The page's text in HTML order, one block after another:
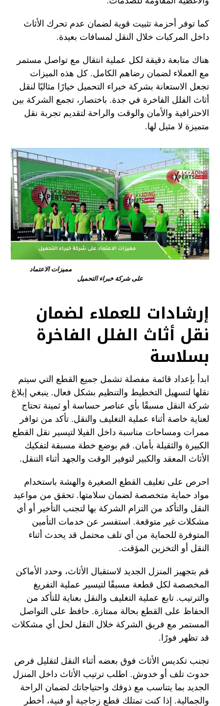
كما توفر أحزمة تثبيت قوية لضمان عدم تحرك الأثاث
داخل المركبات خلال النقل لمسافات بعيدة.
هناك متابعة دقيقة لكل عملية انتقال مع تواصل مستمر
مع العملاء لضمان رضاهم الكامل. كل هذه الميزات
تجعل الاستعانة بشركة خبراء التحميل خيارًا مثاليًا لنقل
أثاث الفلل الفاخرة في جدة. باختصار، تجمع الشركة بين
الاحترافية والأمان والوقت والراحة لتقديم تجربة نقل
متميزة لا مثيل لها.
مميزات الاعتماد
على شركة خبراء التحميل
إرشادات للعملاء لضمان
نقل أثاث الفلل الفاخرة
بسلاسة
ابدأ بإعداد قائمة مفصلة تشمل جميع القطع التي سيتم
نقلها لتسهيل التخطيط والتنظيم بشكل فعال. ينبغي إبلاغ
شركة النقل مسبقًا بأي عناصر حساسة أو ثمينة تحتاج
لعناية خاصة أثناء عملية التغليف والنقل. تأكد من توافر
ممرات ومساحات مناسبة داخل الفيلا لتيسير نقل القطع
الكبيرة والثقيلة بأمان. قم بوضع خطة مسبقة لتفكيك
الأثاث المعقد والكبير لتوفير الوقت والجهد أثناء التنقل.
احرص على تغليف القطع الصغيرة والهشة باستخدام
مواد حماية متخصصة لضمان سلامتها. تحقق من مواعيد
النقل والتأكد من التزام الشركة بها لتجنب التأخير أو أي
مشكلات غير متوقعة. استفسر عن خدمات التأمين
المتوفرة للحماية من أي تلف محتمل قد يحدث أثناء
النقل أو التخزين المؤقت.
قم بتجهيز المنزل الجديد لاستقبال الأثاث، وحدد الأماكن
المخصصة لكل قطعة مسبقًا لتيسير عملية التفريغ
والترتيب. تابع عملية التغليف والنقل بعناية للتأكد من
الحفاظ على القطع بحالة ممتازة. حافظ على التواصل
المستمر مع فريق الشركة خلال النقل لحل أي مشكلات
قد تظهر فورًا.
تجنب تكديس الأثاث فوق بعضه أثناء النقل لتقليل فرص
حدوث تلف أو خدوش. اطلب ترتيب الأثاث داخل المنزل
الجديد بما يتناسب مع ذوقك واحتياجاتك لضمان الراحة
والجمالية. إذا كنت تمتلك قطع زجاجية أو فنية، أخطر